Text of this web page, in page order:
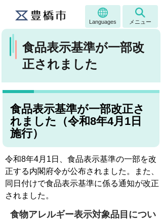
Languages メニュー
食品表示基準が一部改
正されました
食品表示基準が一部改正さ
れました（令和8年4月1日
施行）
令和8年4月1日、食品表示基準の一部を改
正する内閣府令が公布されました。また、
同日付けで食品表示基準に係る通知が改正
されました。
食物アレルギー表示対象品目につい